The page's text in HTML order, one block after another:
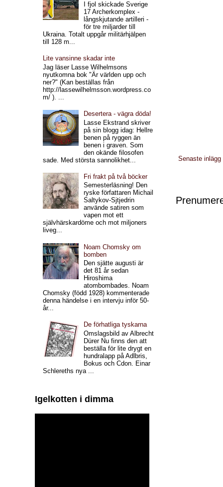
Senaste inlägg
I fjol skickade Sverige
17 Archerkomplex -
långskjutande artilleri -
för tre miljarder till
Ukraina. Totalt uppgår militärhjälpen
till 128 m...
Lite vansinne skadar inte
Jag läser Lasse Wilhelmsons
nyutkomna bok "Är världen upp och
ner?" (Kan beställas från
http://lassewilhelmsson.wordpress.co
m/ ). ...
Desertera - vägra döda!
Lasse Ekstrand skriver
på sin blogg idag: Hellre
benen på ryggen än
benen i graven. Som
den okände filosofen
sade. Med största sannolikhet...
Fri frakt på två böcker
Semesterläsning! Den
ryske författaren Michail
Saltykov-Sjtjedrin
använde satiren som
vapen mot ett
självhärskardöme och mot miljoners
liveg...
Noam Chomsky om
bomben
Den sjätte augusti är
det 81 år sedan
Hiroshima
atombombades. Noam
Chomsky (född 1928) kommenterade
denna händelse i en intervju inför 50-
år...
De förhatliga tyskarna
Omslagsbild av Albrecht
Dürer Nu finns den att
beställa för lite drygt en
hundralapp på Adlbris,
Bokus och Cdon. Einar
Schlereths nya ...
Igelkotten i dimma